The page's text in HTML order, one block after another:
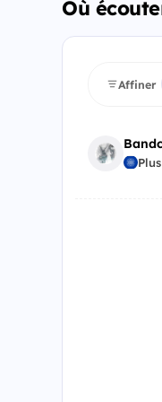
Où
Affiner